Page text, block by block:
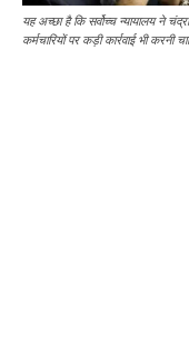
यह अच्छा है कि सर्वोच्च न्यायालय ने
कर्मचारियों पर कड़ी कार्रवाई भी करनी